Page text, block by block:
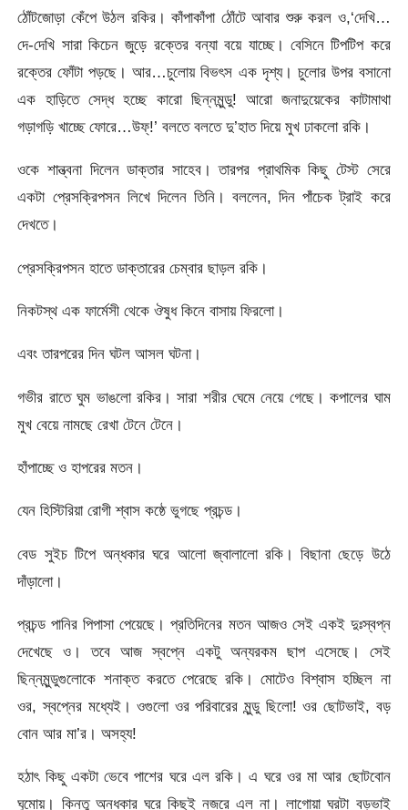
ঠোঁটজোড়া কেঁপে উঠল রকির। কাঁপাকাঁপা ঠোঁটে আবার শুরু করল ও,‘দেখি…
দে-দেখি সারা কিচেন জুড়ে রক্তের বন্যা বয়ে যাচ্ছে। বেসিনে টিপটিপ করে
রক্তের ফোঁটা পড়ছে। আর…চুলোয় বিভৎস এক দৃশ্য। চুলোর উপর বসানো
এক হাড়িতে সেদ্ধ হচ্ছে কারো ছিন্নমুন্ডু! আরো জনাদুয়েকের কাটামাথা
গড়াগড়ি খাচ্ছে ফোরে…উফ্!’ বলতে বলতে দু’হাত দিয়ে মুখ ঢাকলো রকি।
ওকে শান্ত্বনা দিলেন ডাক্তার সাহেব। তারপর প্রাথমিক কিছু টেস্ট সেরে
একটা প্রেসক্রিপসন লিখে দিলেন তিনি। বললেন, দিন পাঁচেক ট্রাই করে
দেখতে।
প্রেসক্রিপসন হাতে ডাক্তারের চেম্বার ছাড়ল রকি।
নিকটস্থ এক ফার্মেসী থেকে ঔষুধ কিনে বাসায় ফিরলো।
এবং তারপরের দিন ঘটল আসল ঘটনা।
গভীর রাতে ঘুম ভাঙলো রকির। সারা শরীর ঘেমে নেয়ে গেছে। কপালের ঘাম
মুখ বেয়ে নামছে রেখা টেনে টেনে।
হাঁপাচ্ছে ও হাপরের মতন।
যেন হিস্টিরিয়া রোগী শ্বাস কষ্ঠে ভুগছে প্রচন্ড।
বেড সুইচ টিপে অন্ধকার ঘরে আলো জ্বালালো রকি। বিছানা ছেড়ে উঠে
দাঁড়ালো।
প্রচন্ড পানির পিপাসা পেয়েছে। প্রতিদিনের মতন আজও সেই একই দুঃস্বপ্ন
দেখেছে ও। তবে আজ স্বপ্নে একটু অন্যরকম ছাপ এসেছে। সেই
ছিন্নমুন্ডুগুলোকে শনাক্ত করতে পেরেছে রকি। মোটেও বিশ্বাস হচ্ছিল না
ওর, স্বপ্নের মধ্যেই। ওগুলো ওর পরিবারের মুন্ডু ছিলো! ওর ছোটভাই, বড়
বোন আর মা’র। অসহ্য!
হঠাৎ কিছু একটা ভেবে পাশের ঘরে এল রকি। এ ঘরে ওর মা আর ছোটবোন
ঘুমোয়। কিন্তু অন্ধকার ঘরে কিছুই নজরে এল না। লাগোয়া ঘরটা বড়ভাই